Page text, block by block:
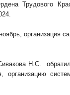
Трудового
организация
Н.С.
организацию